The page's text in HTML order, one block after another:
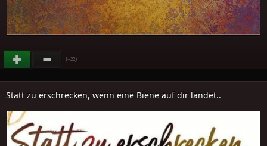
(+22)
Statt zu erschrecken, wenn eine Biene auf dir landet..